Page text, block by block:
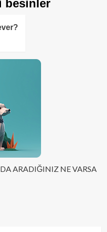
besinler
ARADIĞINIZ NE VARSA